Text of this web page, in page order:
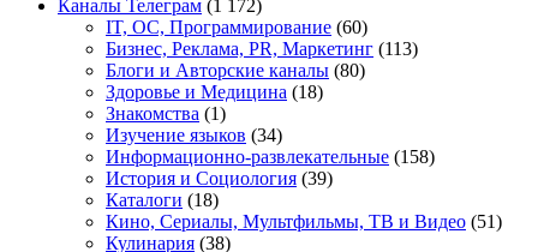
Каналы Телеграм (1 172)
IT, ОС, Программирование (60)
Бизнес, Реклама, PR, Маркетинг (113)
Блоги и Авторские каналы (80)
Здоровье и Медицина (18)
Знакомства (1)
Изучение языков (34)
Информационно-развлекательные (158)
История и Социология (39)
Каталоги (18)
Кино, Сериалы, Мультфильмы, ТВ и Видео (51)
Кулинария (38)